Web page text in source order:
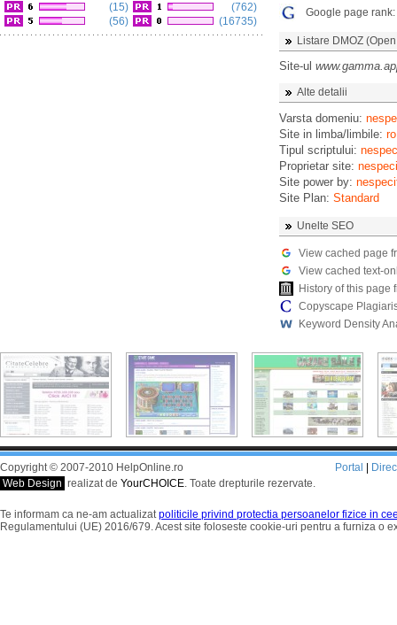
(15)
(56)
(762)
(16735)
Google page rank:
Listare DMOZ
Site-ul
Alte detalii
Varsta domeniu:
Site in limba/limbile: ro
Tipul scriptului:
Proprietar site:
Site power by:
Site Plan: Standard
Unelte SEO
View cached page
View cached text-
History of this page
Copyscape
Keyword Density
Copyright © 2007-2010 HelpOnline.ro
Web Design realizat de YourCHOICE. Toate drepturile rezervate.
Portal
Te informam ca ne-am actualizatpoliticile privind protectia persoanelor fizice in
Regulamentului (UE) 2016/679. Acest site foloseste cookie-uri pentru a furniza o